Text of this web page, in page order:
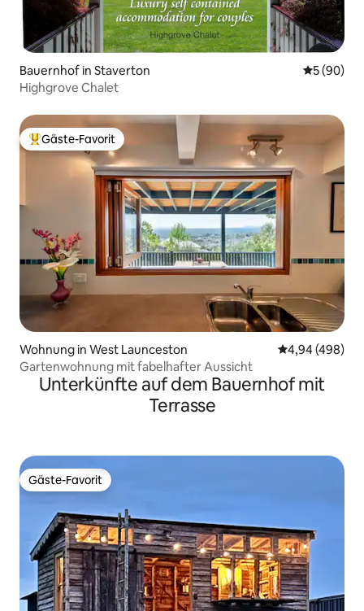
Bauernhof in Staverton
5 (90)
Highgrove Chalet
Beliebter Gäste-Favorit.
Gäste-Favorit
Wohnung in West Launceston
4,94 (498)
Gartenwohnung mit fabelhafter Aussicht
Unterkünfte auf dem Bauernhof mit
Terrasse
Gäste-Favorit
Gäste-Favorit